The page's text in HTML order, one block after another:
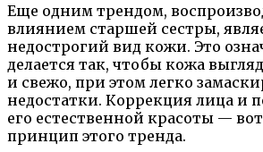
Еще одним трендом,
влиянием старшей сестры,
недострогий вид кожи. Это
делается так, чтобы кожа
и свежо, при этом легко
недостатки. Коррекция лица и
его естественной красоты —
принцип этого тренда.